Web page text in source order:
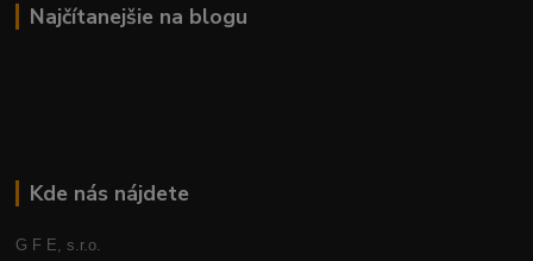
Najčítanejšie na blogu
Kde nás nájdete
G F E, s.r.o.